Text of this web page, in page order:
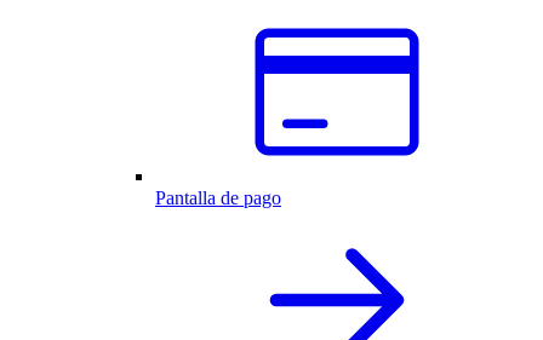
Pantalla de pago